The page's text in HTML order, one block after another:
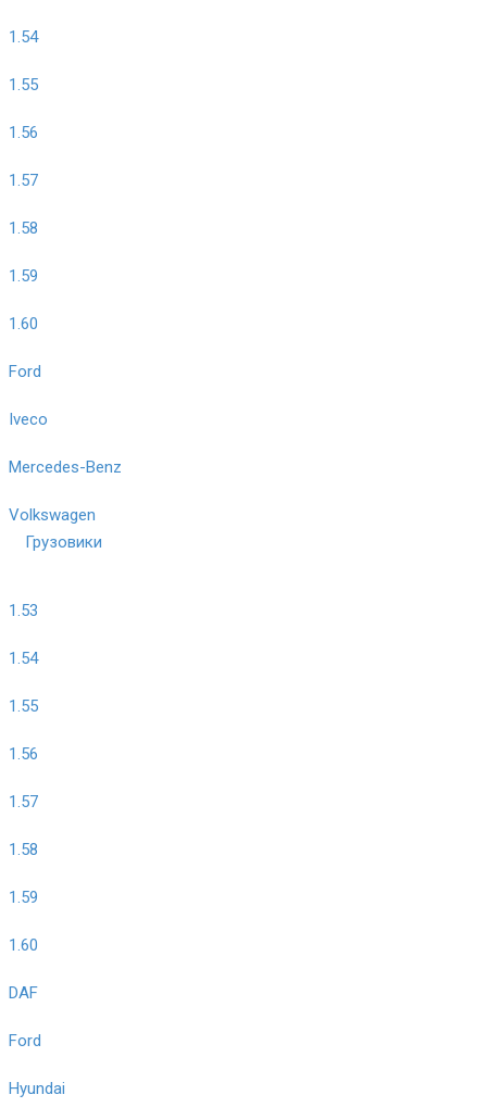
1.54
1.55
1.56
1.57
1.58
1.59
1.60
Ford
Iveco
Mercedes-Benz
Volkswagen
Грузовики
1.53
1.54
1.55
1.56
1.57
1.58
1.59
1.60
DAF
Ford
Hyundai